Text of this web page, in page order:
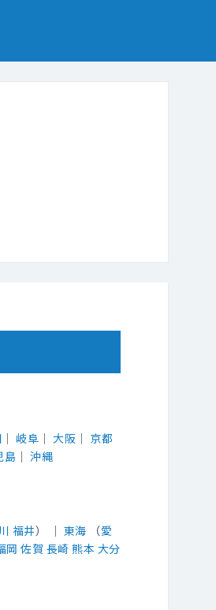
｜ 岐阜 ｜ 大阪 ｜ 京都
島 ｜ 沖縄
福井） ｜ 東海 （愛
岡 佐賀 長崎 熊本 大分